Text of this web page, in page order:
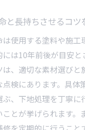
と長持ちさせるコツ
使用する塗料や施工
には10年前後が目安と
、適切な素材選びと
検にあります。具体
ぶ、下地処理を丁寧に
とが挙げられます。